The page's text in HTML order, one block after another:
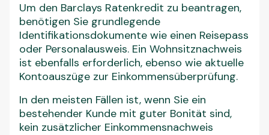
Um den Barclays Ratenkredit zu beantragen,
benötigen Sie grundlegende
Identifikationsdokumente wie einen Reisepass
oder Personalausweis. Ein Wohnsitznachweis
ist ebenfalls erforderlich, ebenso wie aktuelle
Kontoauszüge zur Einkommensüberprüfung.
In den meisten Fällen ist, wenn Sie ein
bestehender Kunde mit guter Bonität sind,
kein zusätzlicher Einkommensnachweis